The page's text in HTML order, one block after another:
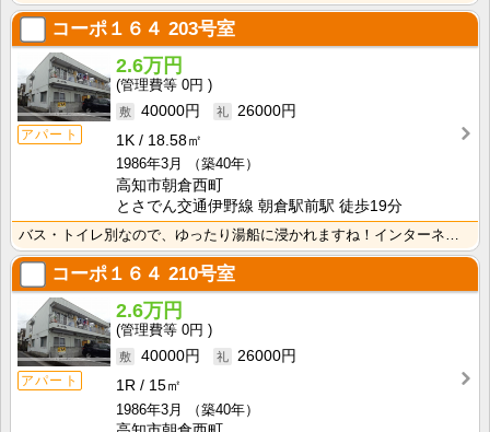
コーポ１６４ 203号室
アパート
2.6万円
0円
40000円
26000円
1K
18.58㎡
1986年3月
（築40年）
高知市朝倉西町
とさでん交通伊野線 朝倉駅前駅 徒歩19分
コーポ１６４ 210号室
アパート
2.6万円
0円
40000円
26000円
1R
15㎡
1986年3月
（築40年）